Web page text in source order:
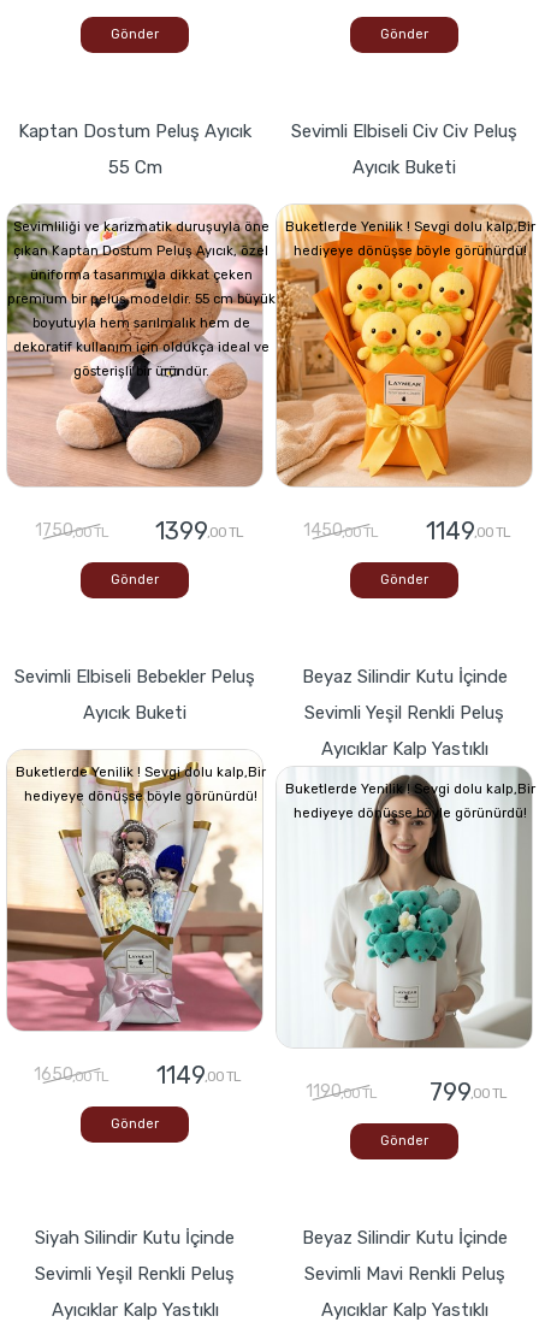
Gönder Gönder
Kaptan Dostum Peluş Ayıcık
55 Cm
Sevimliliği ve karizmatik duruşuyla öne
çıkan Kaptan Dostum Peluş Ayıcık, özel
üniforma tasarımıyla dikkat çeken
premium bir peluş modeldir. 55 cm büyük
boyutuyla hem sarılmalık hem de
dekoratif kullanım için oldukça ideal ve
gösterişli bir üründür.
1750,00 TL 1399,00 TL
Gönder
Sevimli Elbiseli Civ Civ Peluş
Ayıcık Buketi
Buketlerde Yenilik ! Sevgi dolu kalp,Bir
hediyeye dönüşse böyle görünürdü!
1450,00 TL 1149,00 TL
Gönder
Sevimli Elbiseli Bebekler Peluş
Ayıcık Buketi
Buketlerde Yenilik ! Sevgi dolu kalp,Bir
hediyeye dönüşse böyle görünürdü!
1650,00 TL 1149,00 TL
Gönder
Beyaz Silindir Kutu İçinde
Sevimli Yeşil Renkli Peluş
Ayıcıklar Kalp Yastıklı
Buketlerde Yenilik ! Sevgi dolu kalp,Bir
hediyeye dönüşse böyle görünürdü!
1190,00 TL 799,00 TL
Gönder
Siyah Silindir Kutu İçinde
Sevimli Yeşil Renkli Peluş
Ayıcıklar Kalp Yastıklı
Beyaz Silindir Kutu İçinde
Sevimli Mavi Renkli Peluş
Ayıcıklar Kalp Yastıklı